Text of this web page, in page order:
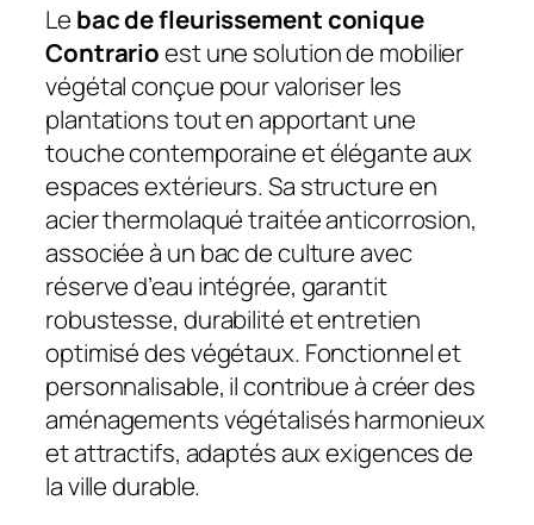
Le bac de fleurissement conique
Contrarioest une solution de mobilier
végétal conçue pour valoriser les
plantations tout en apportant une
touche contemporaine et élégante aux
espaces extérieurs. Sa structure en
acier thermolaqué traitée anticorrosion,
associée à un bac de culture avec
réserve d’eau intégrée, garantit
robustesse, durabilité et entretien
optimisé des végétaux. Fonctionnel et
personnalisable, il contribue à créer des
aménagements végétalisés harmonieux
et attractifs, adaptés aux exigences de
la ville durable.